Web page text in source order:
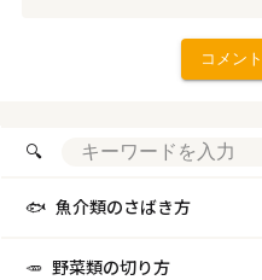
🔍
🐟 魚介類のさばき方
🥕 野菜類の切り方